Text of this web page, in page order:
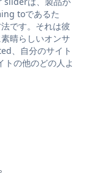
toであるた
です。それは彼
晴らしいオンサ
、自分のサイト
の他のどの人よ